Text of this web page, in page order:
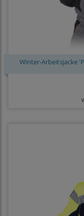
Winter-Arbeitsjacke